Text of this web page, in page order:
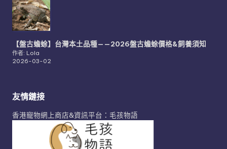
【盤古蟾蜍】台灣本土品種——2026盤古蟾蜍價格&飼養須知
作者: Lola
2026-03-02
友情鏈接
香港寵物網上商店&資訊平台：毛孩物語